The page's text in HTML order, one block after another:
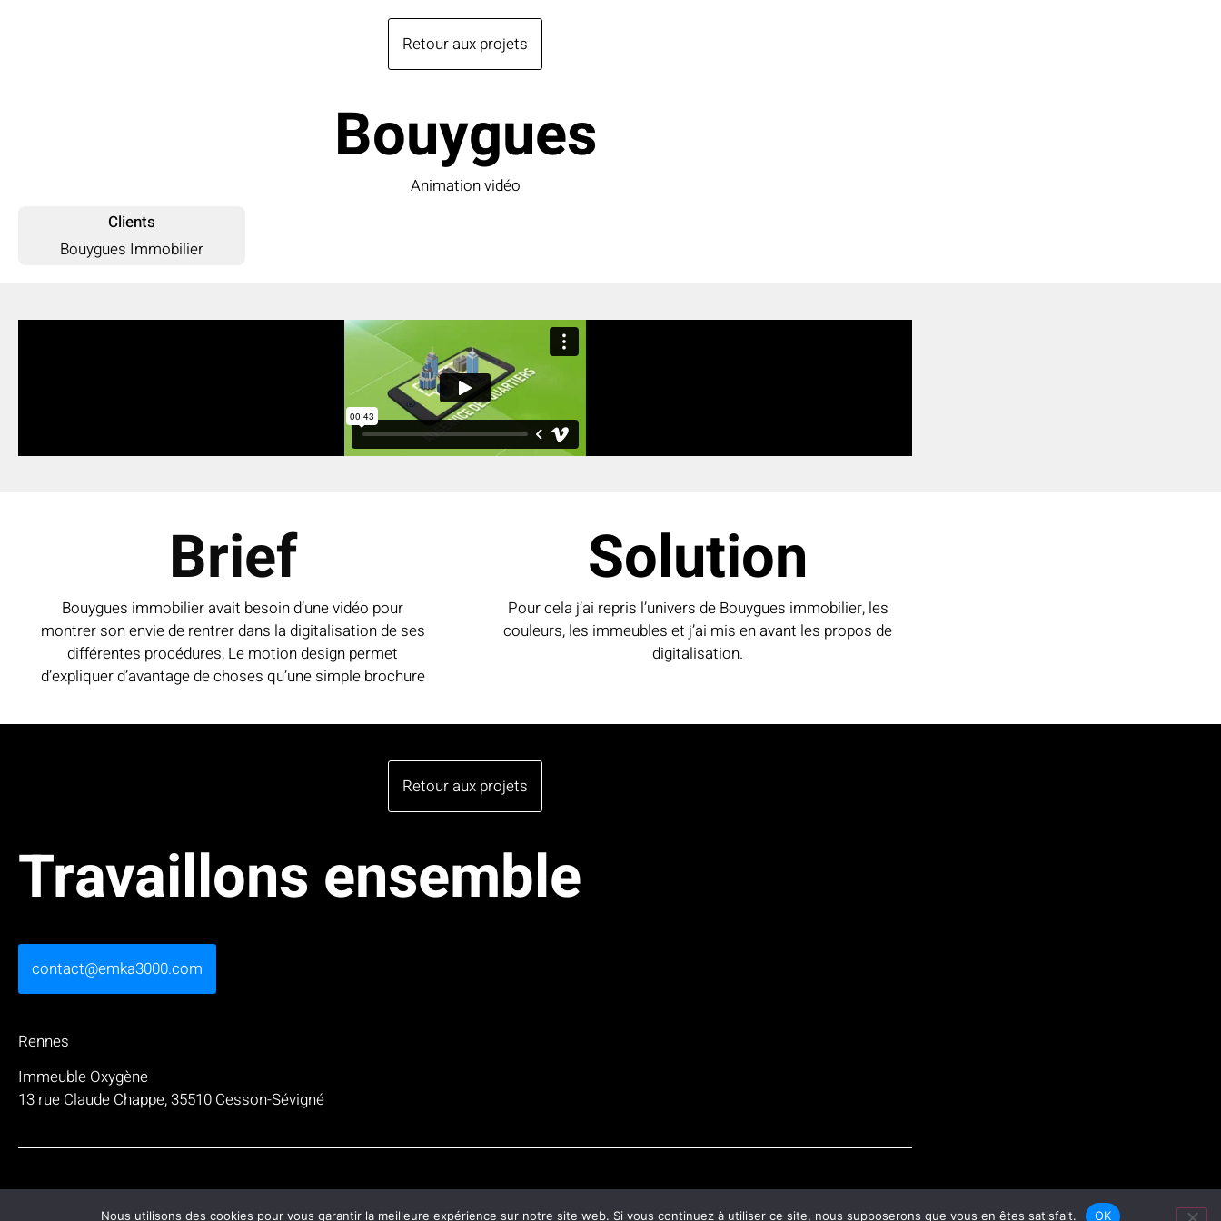
Retour aux projets
Bouygues
Animation vidéo
Clients
Bouygues Immobilier
Brief
Bouygues immobilier avait besoin d’une vidéo pour
montrer son envie de rentrer dans la digitalisation de ses
différentes procédures, Le motion design permet
d’expliquer d’avantage de choses qu’une simple brochure
Solution
Pour cela j’ai repris l’univers de Bouygues immobilier, les
couleurs, les immeubles et j’ai mis en avant les propos de
digitalisation.
Retour aux projets
Travaillons ensemble
contact@emka3000.com
Rennes
Immeuble Oxygène
13 rue Claude Chappe, 35510 Cesson-Sévigné
Mentions légales Contact
Nous utilisons des cookies pour vous garantir la meilleure expérience sur notre site web. Si vous continuez à utiliser ce site, nous supposerons que vous en êtes satisfait. OK